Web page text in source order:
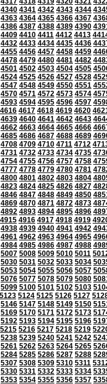
4340 4341 4342 4343 4344
4363 4364 4365 4366 4367
4386 4387 4388 4389 4390
4409 4410 4411 4412 4413
4432 4433 4434 4435 4436
4455 4456 4457 4458 4459
4478 4479 4480 4481 4482
4501 4502 4503 4504 4505
4524 4525 4526 4527 4528
4547 4548 4549 4550 4551
4570 4571 4572 4573 4574
4593 4594 4595 4596 4597
4616 4617 4618 4619 4620
4639 4640 4641 4642 4643
4662 4663 4664 4665 4666
4685 4686 4687 4688 4689
4708 4709 4710 4711 4712
4731 4732 4733 4734 4735
4754 4755 4756 4757 4758
4777 4778 4779 4780 4781
4800 4801 4802 4803 4804
4823 4824 4825 4826 4827
4846 4847 4848 4849 4850
4869 4870 4871 4872 4873
4892 4893 4894 4895 4896
4915 4916 4917 4918 4919
4938 4939 4940 4941 4942
4961 4962 4963 4964 4965
4984 4985 4986 4987 4988
5007 5008 5009 5010 5011
5030 5031 5032 5033 5034
5053 5054 5055 5056 5057
5076 5077 5078 5079 5080
5099 5100 5101 5102 5103
5123 5124 5125 5126 5127
5146 5147 5148 5149 5150
5169 5170 5171 5172 5173
5192 5193 5194 5195 5196
5215 5216 5217 5218 5219
5238 5239 5240 5241 5242
5261 5262 5263 5264 5265
5284 5285 5286 5287 5288
5307 5308 5309 5310 5311
5330 5331 5332 5333 5334
5353 5354 5355 5356 5357